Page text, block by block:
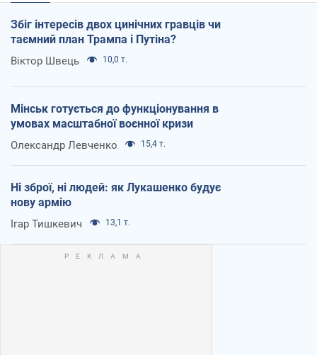
Збіг інтересів двох цинічних гравців чи
таємний план Трампа і Путіна?
Віктор Швець 10,0 т.
Мінськ готується до функціонування в
умовах масштабної воєнної кризи
Олександр Левченко 15,4 т.
Ні зброї, ні людей: як Лукашенко будує
нову армію
Ігар Тишкевич 13,1 т.